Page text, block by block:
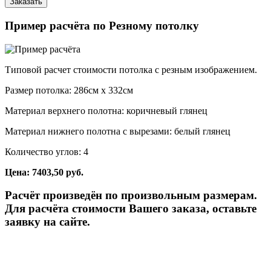
Пример расчёта по Резному потолку
Типовой расчет стоимости потолка с резным изображением.
Размер потолка: 286см x 332см
Материал верхнего полотна: коричневый глянец
Материал нижнего полотна с вырезами: белый глянец
Количество углов: 4
Цена: 7403,50 руб.
Расчёт произведён по произвольным размерам.
Для расчёта стоимости Вашего заказа, оставьте
заявку на сайте.